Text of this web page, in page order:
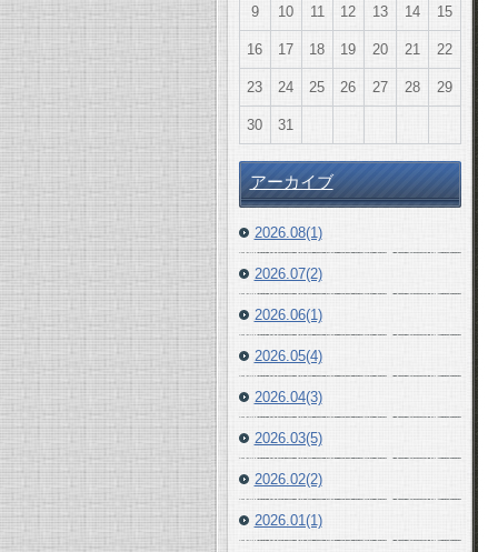
9 10 11 12 13 14 15
16 17 18 19 20 21 22
23 24 25 26 27 28 29
30 31
アーカイブ
2026.08(1)
2026.07(2)
2026.06(1)
2026.05(4)
2026.04(3)
2026.03(5)
2026.02(2)
2026.01(1)